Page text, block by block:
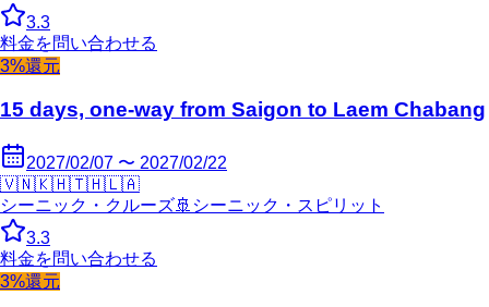
3.3
料金を問い合わせる
3%還元
15 days, one-way from Saigon to Laem Chabang
2027/02/07 〜 2027/02/22
🇻🇳🇰🇭🇹🇭🇱🇦
シーニック・クルーズ🚢 シーニック・スピリット
3.3
料金を問い合わせる
3%還元